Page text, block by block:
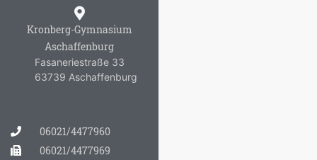
Kronberg-Gymnasium
Aschaffenburg
Fasaneriestraße 33
63739 Aschaffenburg
06021/4477960
06021/4477969